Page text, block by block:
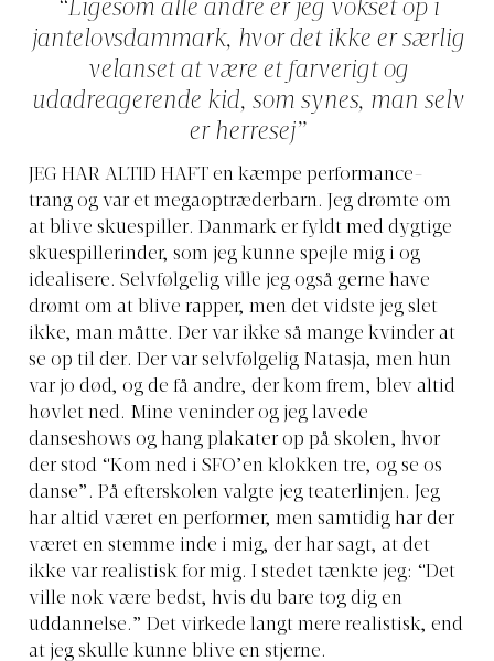
“Ligesom alle andre er jeg vokset op i
jantelovsdammark, hvor det ikke er særlig
velanset at være et farverigt og
udadreagerende kid, som synes, man selv
er herresej”
EG HAR ALTID HAFT en kæmpe performance-
trang og var et megaoptræderbarn. Jeg drømte om
at blive skuespiller. Danmark er fyldt med dygtige
skuespillerinder, som jeg kunne spejle mig i og
idealisere. Selvfølgelig ville jeg også gerne have
drømt om at blive rapper, men det vidste jeg slet
ikke, man måtte. Der var ikke så mange kvinder at
se op til der. Der var selvfølgelig Natasja, men hun
var jo død, og de få andre, der kom frem, blev altid
høvlet ned. Mine veninder og jeg lavede
danseshows og hang plakater op på skolen, hvor
der stod “Kom ned i SFO’en klokken tre, og se os
danse”. På efterskolen valgte jeg teaterlinjen. Jeg
har altid været en performer, men samtidig har der
været en stemme inde i mig, der har sagt, at det
ikke var realistisk for mig. I stedet tænkte jeg: “Det
ville nok være bedst, hvis du bare tog dig en
uddannelse.” Det virkede langt mere realistisk, end
at jeg skulle kunne blive en stjerne.